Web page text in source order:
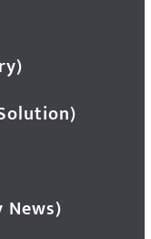
News)